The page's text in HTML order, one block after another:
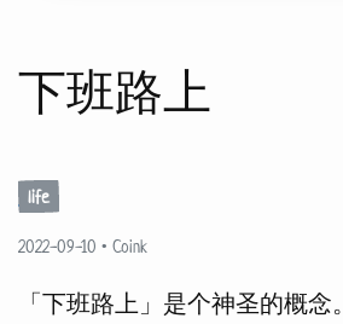
下班路上
life
2022-09-10 • Coink
「下班路上」是个神圣的概念。